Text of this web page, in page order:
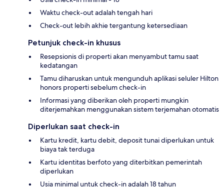
Waktu check-out adalah tengah hari
Check-out lebih akhie tergantung ketersediaan
Petunjuk check-in khusus
Resepsionis di properti akan menyambut tamu saat
kedatangan
Tamu diharuskan untuk mengunduh aplikasi seluler Hilton
honors properti sebelum check-in
Informasi yang diberikan oleh properti mungkin
diterjemahkan menggunakan sistem terjemahan otomatis
Diperlukan saat check-in
Kartu kredit, kartu debit, deposit tunai diperlukan untuk
biaya tak terduga
Kartu identitas berfoto yang diterbitkan pemerintah
diperlukan
Usia minimal untuk check-in adalah 18 tahun